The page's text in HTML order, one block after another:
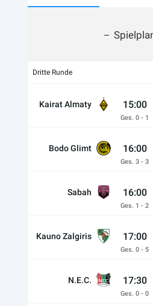
Dritte Runde
Kairat Almaty 15:00
Ges. 0 - 1
Bodo Glimt 16:00
Ges. 3 - 3
Sabah 16:00
Ges. 1 - 2
Kauno Zalgiris 17:00
Ges. 0 - 5
N.E.C. 17:30
Ges. 0 - 0